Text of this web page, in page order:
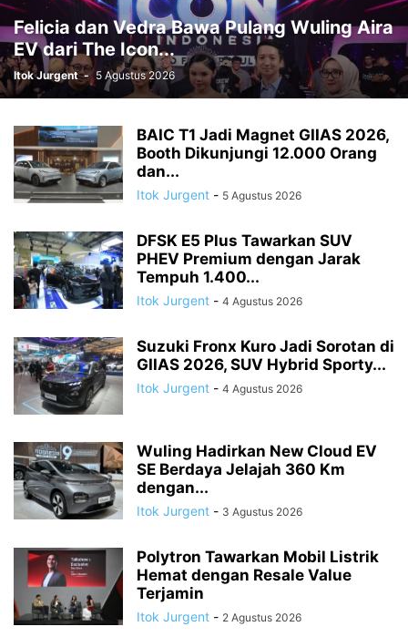
Felicia dan Vedra Bawa Pulang Wuling Aira
EV dari The Icon...
Itok Jurgent - 5 Agustus 2026
BAIC T1 Jadi Magnet GIIAS 2026,
Booth Dikunjungi 12.000 Orang
dan...
Itok Jurgent - 5 Agustus 2026
DFSK E5 Plus Tawarkan SUV
PHEV Premium dengan Jarak
Tempuh 1.400...
Itok Jurgent - 4 Agustus 2026
Suzuki Fronx Kuro Jadi Sorotan di
GIIAS 2026, SUV Hybrid Sporty...
Itok Jurgent - 4 Agustus 2026
Wuling Hadirkan New Cloud EV
SE Berdaya Jelajah 360 Km
dengan...
Itok Jurgent - 3 Agustus 2026
Polytron Tawarkan Mobil Listrik
Hemat dengan Resale Value
Terjamin
Itok Jurgent - 2 Agustus 2026